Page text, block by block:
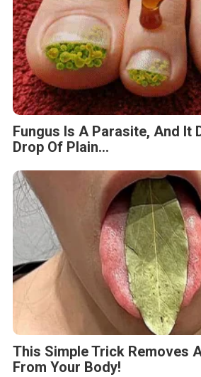
This Simple Trick Removes
From Your Body!
Fungus Dries Up And Falls
First Use